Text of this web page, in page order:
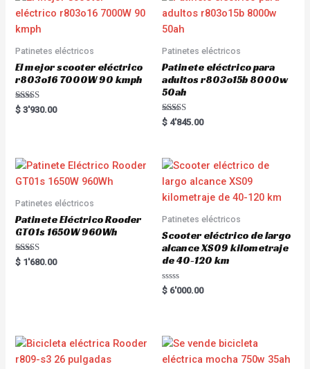
Patinetes eléctricos
El mejor scooter eléctrico
r803o16 7000W 90 kmph
Rated
5.00
$ 3'930.00
Patinetes eléctricos
Patinete eléctrico para
adultos r803o15b 8000w
50ah
Rated
5.00
$ 4'845.00
Patinetes eléctricos
Patinete Eléctrico Rooder
GT01s 1650W 960Wh
Rated
5.00
$ 1'680.00
Patinetes eléctricos
Scooter eléctrico de largo
alcance XS09 kilometraje
de 40-120 km
R
a
o
u
t
o
$ 6'000.00